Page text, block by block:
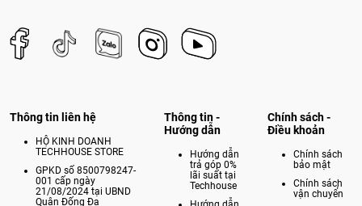
Thông tin liên hệ
HỘ KINH DOANH
TECHHOUSE STORE
GPKD số 8500798247-
001 cấp ngày
21/08/2024 tại UBND
Quận Đống Đa
Thông tin -
Hướng dẫn
Hướng dẫn
trả góp 0%
lãi suất tại
Techhouse
Chính sách -
Điều khoản
Chính sách
bảo mật
Chính sách
vận chuyển